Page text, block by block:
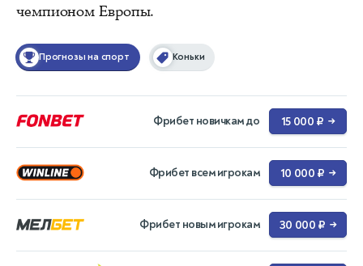
чемпионом Европы.
Прогнозы на спорт Коньки
Фрибет новичкам до 15 000 ₽ →
Фрибет всем игрокам 10 000 ₽ →
Фрибет новым игрокам 30 000 ₽ →